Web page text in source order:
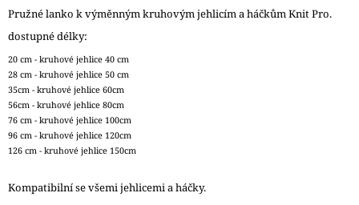
Pružné lanko k výměnným kruhovým jehlicím a háčkům Knit Pro.
dostupné délky:
20 cm - kruhové jehlice 40 cm
28 cm - kruhové jehlice 50 cm
35cm - kruhové jehlice 60cm
56cm - kruhové jehlice 80cm
76 cm - kruhové jehlice 100cm
96 cm - kruhové jehlice 120cm
126 cm - kruhové jehlice 150cm
Kompatibilní se všemi jehlicemi a háčky.
J
E
M
E
LANKO
K
JEHLICÍM
A
HÁČKŮM
ČERNÉ